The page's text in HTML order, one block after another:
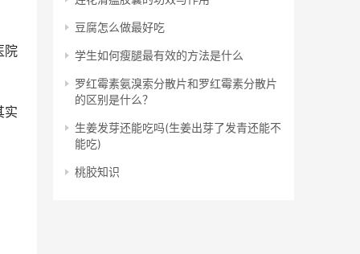
院
实
豆腐怎么做最好吃
学生如何瘦腿最有效的方法是什么
罗红霉素氨溴索分散片和罗红霉素分散片
的区别是什么？
生姜发芽还能吃吗(生姜出芽了发青还能不
能吃)
桃胶知识